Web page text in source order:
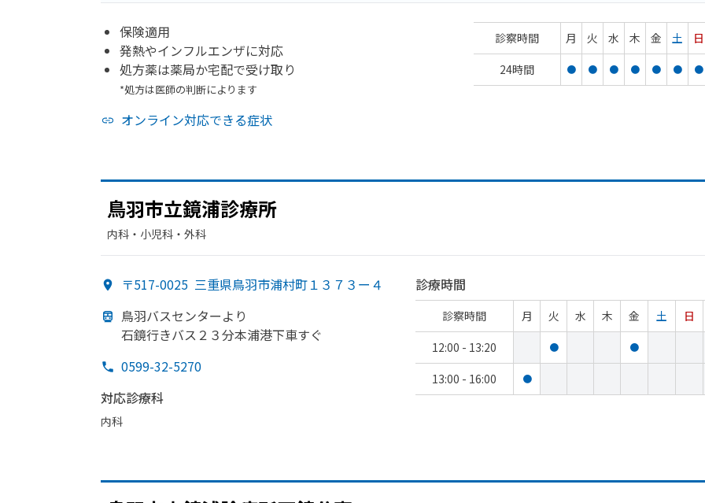
保険適用
発熱やインフルエンザに対応
処方薬は薬局か宅配で受け取り
*処方は医師の判断によります
オンライン対応できる症状
診察時間 月 火 水 木 金 土
日
24時間
● ● ● ● ● ● ●
鳥羽市立鏡浦診療所
内科・​小児科・​外科
〒517-0025 三重県鳥羽市浦村町１３７３ー４
鳥羽バスセンターより
石鏡行きバス２３分本浦港下車すぐ
0599-32-5270
対応診療科
内科
診療時間
診察時間 月 火 水 木 金 土
日
12:00 - 13:20
● ●
13:00 - 16:00 ●